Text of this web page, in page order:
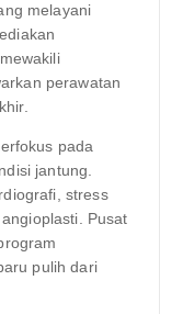
melayani
perawatan
pada
jantung.
stress
Pusat
pulih dari